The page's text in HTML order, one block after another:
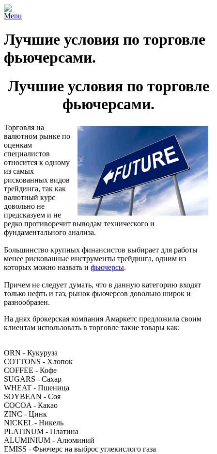
Menu
Лучшие условия по торговле
фьючерсами.
Лучшие условия по торговле
фьючерсами.
Торговля на
валютном рынке по
оценкам
специалистов
относится к одному
из самых
рискованных видов
трейдинга, так как
валютный курс
довольно не
предсказуем и не
редко противоречит выводам технического и
фундаментального анализа.
Большинство крупных финансистов выбирает для работы
менее рискованные инструменты трейдинга, одним из
которых можно назвать и фьючерсы.
Причем не следует думать, что в данную категорию входят
только нефть и газ, рынок фьючерсов довольно широк и
разнообразен.
На днях брокерская компания Амаркетс предложила своим
клиентам использовать в торговле такие товары как:
ORN - Кукуруза
COTTONS - Хлопок
COFFEE - Кофе
SUGARS - Сахар
WHEAT - Пшеница
SOYBEAN - Соя
COCOA - Какао
ZINC - Цинк
NICKEL - Никель
PLATINUM - Платина
ALUMINIUM - Алюминий
EMISS - Фьючерс на выброс углекислого газа